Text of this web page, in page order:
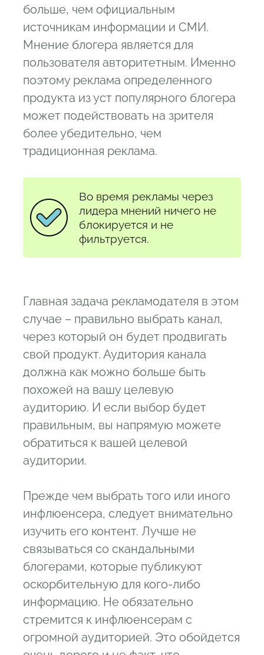
больше, чем официальным
источникам информации и СМИ.
Мнение блогера является для
пользователя авторитетным. Именно
поэтому реклама определенного
продукта из уст популярного блогера
может подействовать на зрителя
более убедительно, чем
традиционная реклама.
Во время рекламы через
лидера мнений ничего не
блокируется и не
фильтруется.
Главная задача рекламодателя в этом
случае – правильно выбрать канал,
через который он будет продвигать
свой продукт. Аудитория канала
должна как можно больше быть
похожей на вашу целевую
аудиторию. И если выбор будет
правильным, вы напрямую можете
обратиться к вашей целевой
аудитории.
Прежде чем выбрать того или иного
инфлюенсера, следует внимательно
изучить его контент. Лучше не
связываться со скандальными
блогерами, которые публикуют
оскорбительную для кого-либо
информацию. Не обязательно
стремится к инфлюенсерам с
огромной аудиторией. Это обойдется